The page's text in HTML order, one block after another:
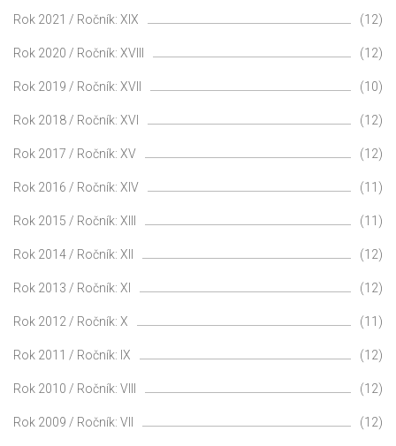
Rok 2021 / Ročník: XIX (12)
Rok 2020 / Ročník: XVIII (12)
Rok 2019 / Ročník: XVII (10)
Rok 2018 / Ročník: XVI (12)
Rok 2017 / Ročník: XV (12)
Rok 2016 / Ročník: XIV (11)
Rok 2015 / Ročník: XIII (11)
Rok 2014 / Ročník: XII (12)
Rok 2013 / Ročník: XI (12)
Rok 2012 / Ročník: X (11)
Rok 2011 / Ročník: IX (12)
Rok 2010 / Ročník: VIII (12)
Rok 2009 / Ročník: VII (12)